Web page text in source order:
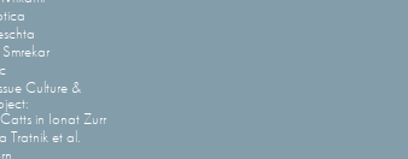
Culture &
in Ionat Zurr
Tratnik et al.